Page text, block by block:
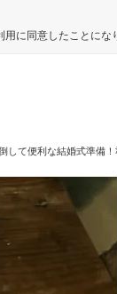
に同意したことにな
して便利な結婚式準備